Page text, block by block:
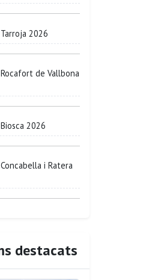
2026
de Vallbona
2026
i Ratera
destacats